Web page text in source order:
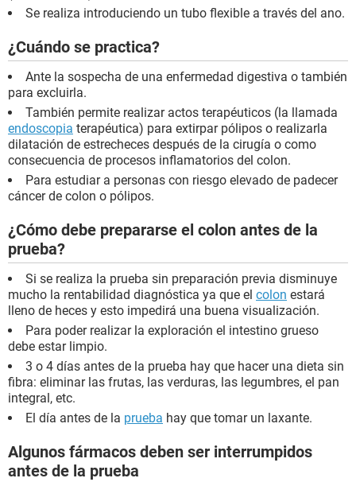
Se realiza introduciendo un tubo flexible a través del ano.
¿Cuándo se practica?
Ante la sospecha de una enfermedad digestiva o también
para excluirla.
También permite realizar actos terapéuticos (la llamada
endoscopia terapéutica) para extirpar pólipos o realizarla
dilatación de estrecheces después de la cirugía o como
consecuencia de procesos inflamatorios del colon.
Para estudiar a personas con riesgo elevado de padecer
cáncer de colon o pólipos.
¿Cómo debe prepararse el colon antes de la
prueba?
Si se realiza la prueba sin preparación previa disminuye
mucho la rentabilidad diagnóstica ya que el colon estará
lleno de heces y esto impedirá una buena visualización.
Para poder realizar la exploración el intestino grueso
debe estar limpio.
3 o 4 días antes de la prueba hay que hacer una dieta sin
fibra: eliminar las frutas, las verduras, las legumbres, el pan
integral, etc.
El día antes de la prueba hay que tomar un laxante.
Algunos fármacos deben ser interrumpidos
antes de la prueba